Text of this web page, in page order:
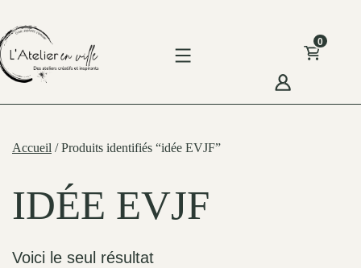
to
content
0
Accueil / Produits identifiés “idée EVJF”
IDÉE EVJF
Voici le seul résultat